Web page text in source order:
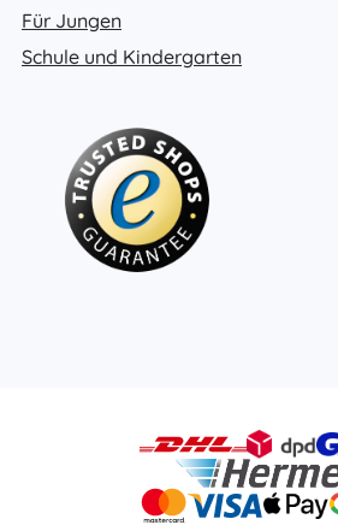
Für Jungen
Schule und Kindergarten